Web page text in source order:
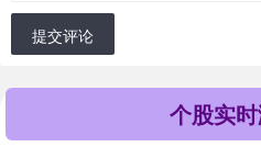
提交评论
个股实